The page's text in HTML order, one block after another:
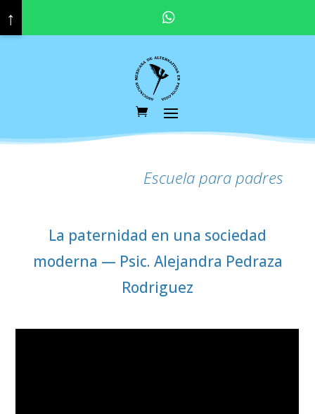
Escuela para padres
La paternidad en una sociedad
moderna — Psic. Alejandra Pedraza
Rodriguez
↑